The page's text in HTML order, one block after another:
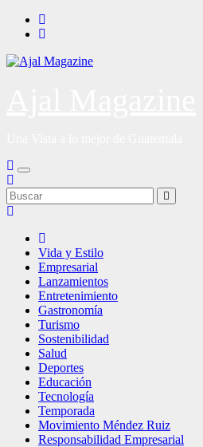
Saltar
Vida y Estilo
Empresarial
Lanzamientos
Entretenimiento
Gastronomía
Turismo
Sostenibilidad
Salud
Deportes
Educación
Tecnología
Temporada
Movimiento Méndez Ruiz
Responsabilidad Empresarial